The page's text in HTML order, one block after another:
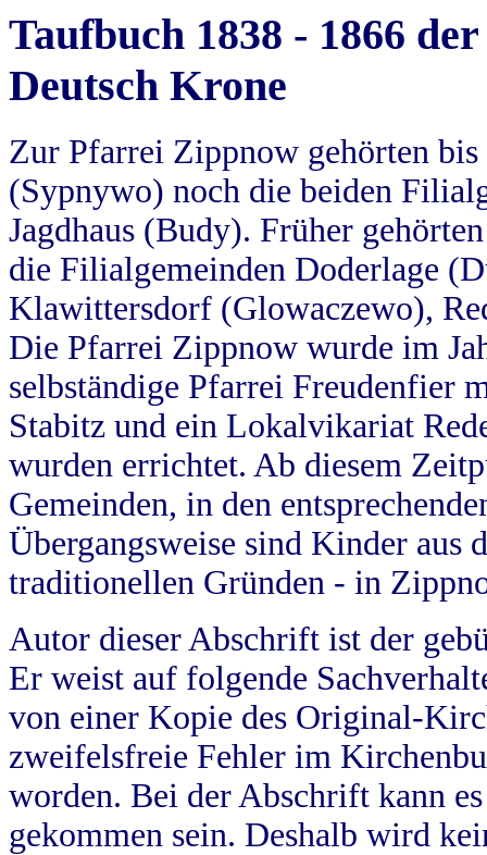
Taufbuch 1838 - 1866
Deutsch Krone
Zur Pfarrei Zippnow gehörten
(Sypnywo) noch die beiden
Jagdhaus (Budy). Früher
die Filialgemeinden Doderlage
Klawittersdorf (Glowaczewo),
Die Pfarrei Zippnow wurde im
selbständige Pfarrei Freudenfier
Stabitz und ein Lokalvikariat
wurden errichtet. Ab diesem
Gemeinden, in den
Übergangsweise sind Kinder aus
traditionellen Gründen - in
Autor dieser Abschrift ist der
Er weist auf folgende
von einer Kopie des Original-
zweifelsfreie Fehler im
worden. Bei der Abschrift kann
gekommen sein. Deshalb wird